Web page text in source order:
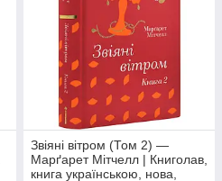
Звіяні вітром (Том 2) —
Марґарет Мітчелл | Книголав,
книга українською, нова,